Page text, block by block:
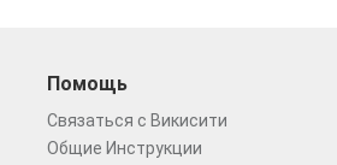
Помощь
Связаться с Викисити
Общие Инструкции